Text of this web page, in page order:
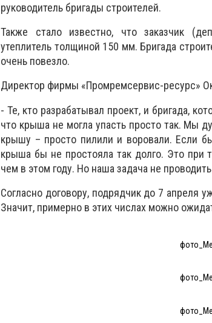
руководитель бригады строителей.
Также стало известно, что заказчик
утеплитель толщиной 150 мм. Бригада
очень повезло.
Директор фирмы «Промремсервис-ресурс»
- Те, кто разрабатывал проект, и бригада,
что крыша не могла упасть просто так. Мы
крышу – просто пилили и воровали. Если
крыша бы не простояла так долго. Это
чем в этом году. Но наша задача не
Согласно договору, подрядчик до 7 апреля
Значит, примерно в этих числах можно